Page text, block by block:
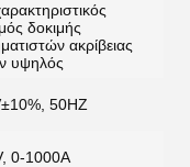
δοκιμής
ακρίβειας
υψηλός
50HZ
0-1000A